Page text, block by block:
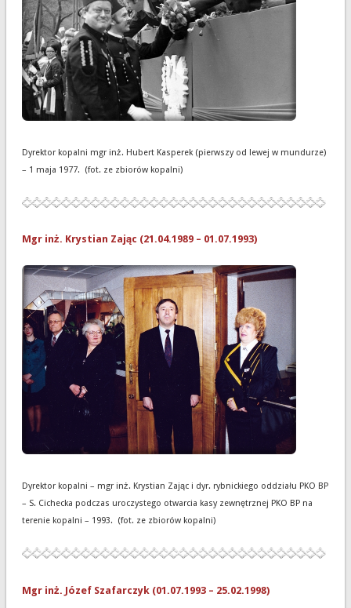
Dyrektor kopalni mgr inż. Hubert Kasperek (pierwszy od lewej w mundurze)
– 1 maja 1977. (fot. ze zbiorów kopalni)
Mgr inż. Krystian Zając (21.04.1989 – 01.07.1993)
Dyrektor kopalni – mgr inż. Krystian Zając i dyr. rybnickiego oddziału PKO BP
– S. Cichecka podczas uroczystego otwarcia kasy zewnętrznej PKO BP na
terenie kopalni – 1993. (fot. ze zbiorów kopalni)
Mgr inż. Józef Szafarczyk (01.07.1993 – 25.02.1998)